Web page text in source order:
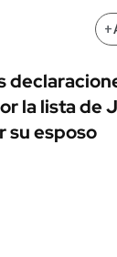
URUGUAY
+
la lista de
su esposo